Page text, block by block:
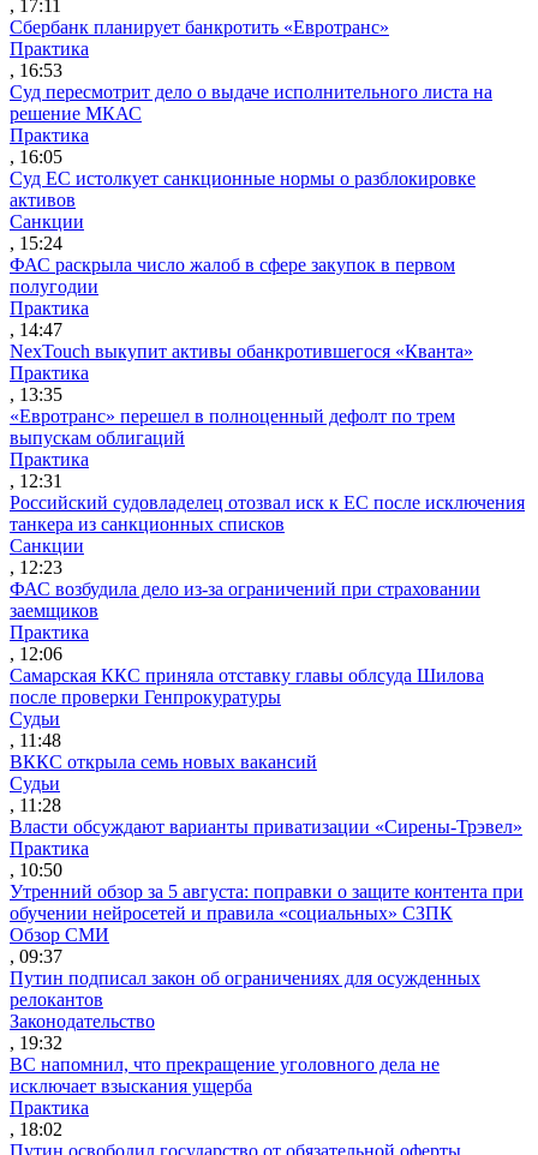
, 17:11
Сбербанк планирует банкротить «Евротранс»
Практика
, 16:53
Суд пересмотрит дело о выдаче исполнительного листа на
решение МКАС
Практика
, 16:05
Суд ЕС истолкует санкционные нормы о разблокировке
активов
Санкции
, 15:24
ФАС раскрыла число жалоб в сфере закупок в первом
полугодии
Практика
, 14:47
NexTouch выкупит активы обанкротившегося «Кванта»
Практика
, 13:35
«Евротранс» перешел в полноценный дефолт по трем
выпускам облигаций
Практика
, 12:31
Российский судовладелец отозвал иск к ЕС после исключения
танкера из санкционных списков
Санкции
, 12:23
ФАС возбудила дело из-за ограничений при страховании
заемщиков
Практика
, 12:06
Самарская ККС приняла отставку главы облсуда Шилова
после проверки Генпрокуратуры
Судьи
, 11:48
ВККС открыла семь новых вакансий
Судьи
, 11:28
Власти обсуждают варианты приватизации «Сирены-Трэвел»
Практика
, 10:50
Утренний обзор за 5 августа: поправки о защите контента при
обучении нейросетей и правила «социальных» СЗПК
Обзор СМИ
, 09:37
Путин подписал закон об ограничениях для осужденных
релокантов
Законодательство
, 19:32
ВС напомнил, что прекращение уголовного дела не
исключает взыскания ущерба
Практика
, 18:02
Путин освободил государство от обязательной оферты